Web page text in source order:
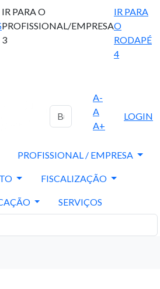
IR PARA O
PROFISSIONAL/EMPRESA
3
IR PARA
O
RODAPÉ
4
A-
A
A+
LOGIN
PROFISSIONAL / EMPRESA
FISCALIZAÇÃO
SERVIÇOS